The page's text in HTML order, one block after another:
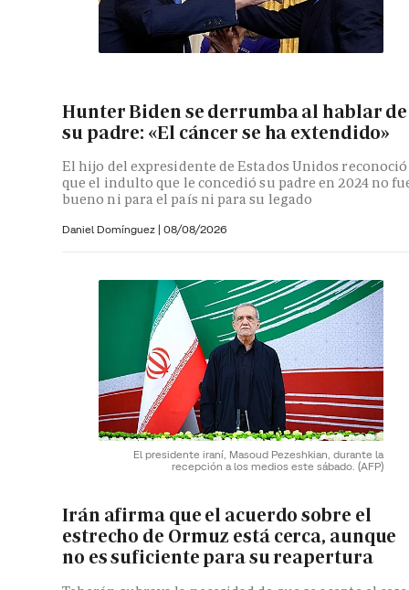
Hunter Biden se derrumba al hablar de
su padre: «El cáncer se ha extendido»
El hijo del expresidente de Estados Unidos reconoció
que el indulto que le concedió su padre en 2024 no
bueno ni para el país ni para su legado
Daniel Domínguez | 08/08/2026
El presidente iraní, Masoud Pezeshkian, durante la
recepción a los medios este sábado. (AFP)
Irán afirma que el acuerdo sobre el
estrecho de Ormuz está cerca, aunque
no es suficiente para su reapertura